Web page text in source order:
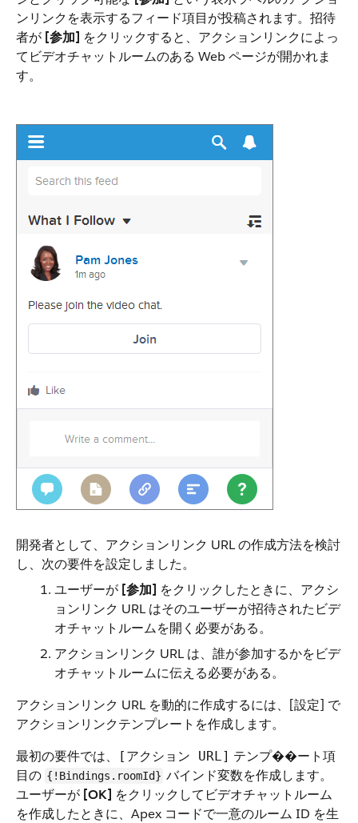
ンリンクを表示するフィード項目が投稿されます。招待
者が [参加] をクリックすると、アクションリンクによっ
てビデオチャットルームのある Web ページが開かれま
す。
開発者として、アクションリンク URL の作成方法を検討
し、次の要件を設定しました。
ユーザーが [参加] をクリックしたときに、アクシ
ョンリンク URL はそのユーザーが招待されたビデ
オチャットルームを開く必要がある。
アクションリンク URL は、誰が参加するかをビデ
オチャットルームに伝える必要がある。
アクションリンク URL を動的に作成するには、[設定] で
アクションリンクテンプレートを作成します。
最初の要件では、
[アクション URL] テンプ��ート項
目の {!Bindings.roomId} バインド変数を作成します。
ユーザーが [OK] をクリックしてビデオチャットルーム
を作成したときに、Apex コードで一意のルーム ID を生